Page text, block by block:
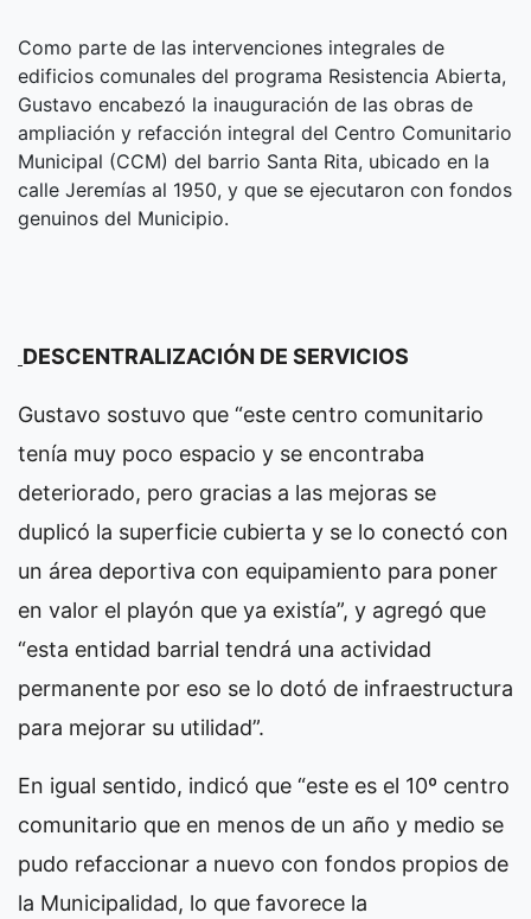
Como parte de las intervenciones integrales de
edificios comunales del programa Resistencia Abierta,
Gustavo encabezó la inauguración de las obras de
ampliación y refacción integral del Centro Comunitario
Municipal (CCM) del barrio Santa Rita, ubicado en la
calle Jeremías al 1950, y que se ejecutaron con fondos
genuinos del Municipio.
DESCENTRALIZACIÓN DE SERVICIOS
Gustavo sostuvo que “este centro comunitario
tenía muy poco espacio y se encontraba
deteriorado, pero gracias a las mejoras se
duplicó la superficie cubierta y se lo conectó con
un área deportiva con equipamiento para poner
en valor el playón que ya existía”, y agregó que
“esta entidad barrial tendrá una actividad
permanente por eso se lo dotó de infraestructura
para mejorar su utilidad”.
En igual sentido, indicó que “este es el 10º centro
comunitario que en menos de un año y medio se
pudo refaccionar a nuevo con fondos propios de
la Municipalidad, lo que favorece la